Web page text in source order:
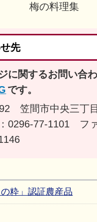
梅の料理集
先
に関するお問い合
です。
笠間市中央三丁
0296-77-1101 フ
の粋」認証農産品